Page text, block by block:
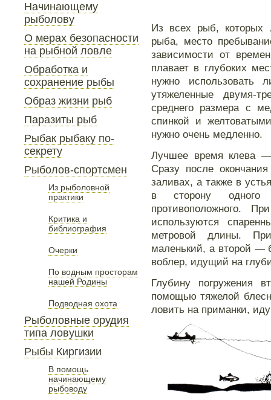
Начинающему
рыболову
О мерах безопасности
на рыбной ловле
Обработка и
сохранение рыбы
Образ жизни рыб
Паразиты рыб
Рыбак рыбаку по-
секрету
Рыболов-спортсмен
Из рыболовной
практики
Критика и
библиография
Очерки
По водным просторам
нашей Родины
Подводная охота
Рыболовные орудия
типа ловушки
Рыбы Киргизии
В помощь
начинающему
рыбоводу
Из всех рыб, которых
рыба, место
зависимости от
плавает в глубоких
нужно использовать
утяжеленные двумя-
среднего размера с
спинкой и
нужно очень медленно.
Лучшее время клева
Сразу после
заливах, а также в
в сторону одного
противоположного.
используются
метровой длины.
маленький, а второй —
воблер, идущий на
Глубину погружения
помощью тяжелой
ловить на приманки,